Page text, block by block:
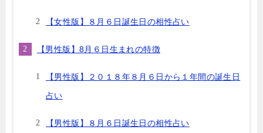
【女性版】８月６日誕生日の相性占い
【男性版】8月６日生まれの特徴
【男性版】２０１８年８月６日から１年間の誕生日
占い
【男性版】８月６日誕生日の相性占い